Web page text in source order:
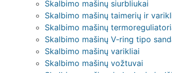
Skalbimo mašinų siurbliukai
Skalbimo mašinų taimerių ir
Skalbimo mašinų
Skalbimo mašinų V-ring tipo
Skalbimo mašinų varikliai
Skalbimo mašinų vožtuvai